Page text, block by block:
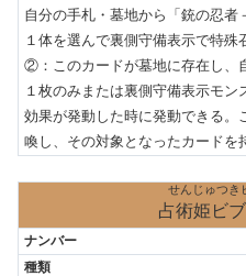
自分の手札・墓地から「銃の忍者
１体を選んで裏側守備表示で特殊
②：このカードが墓地に存在し、
１枚のみまたは裏側守備表示モ
効果が発動した時に発動できる。
喚し、その対象となったカードを
せんじゅつき
占術姫ビ